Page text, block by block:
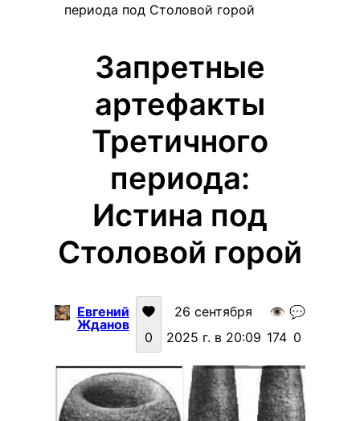
периода под Столовой горой
Запретные
артефакты
Третичного
периода:
Истина под
Столовой горой
Евгений
Жданов
0
26 сентября
2025 г. в 20:09
👁️
174
💬
0